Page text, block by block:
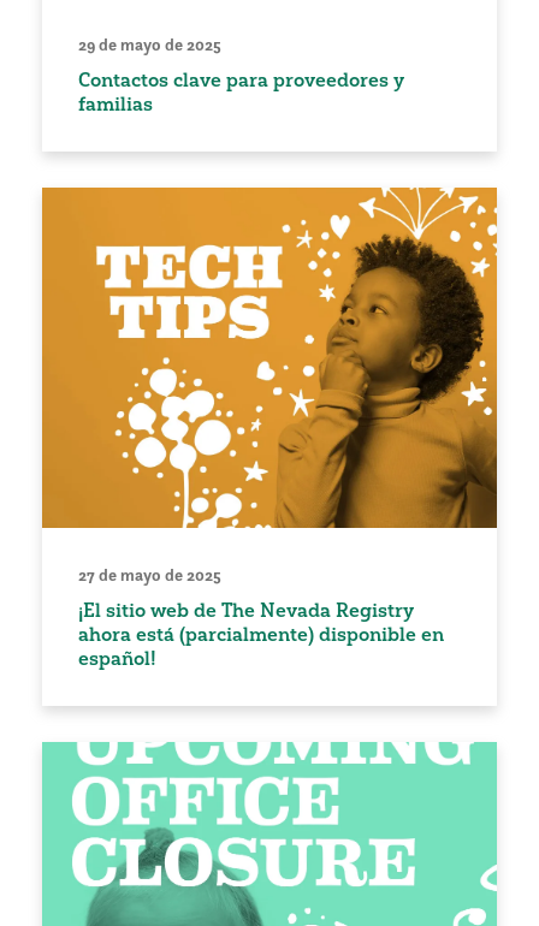
29 de mayo de 2025
Contactos clave para proveedores y
familias
27 de mayo de 2025
¡El sitio web de The Nevada Registry
ahora está (parcialmente) disponible en
español!